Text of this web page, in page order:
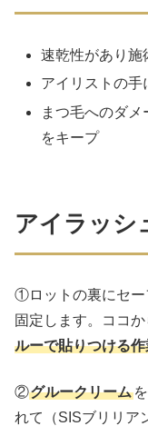
速乾性があり
アイリストの手
まつ毛へのダ
をキープ
アイラッシ
①ロットの裏にセー
固定します。ココか
ルーで貼りつける
②グルークリーム
れて（SISブリリア